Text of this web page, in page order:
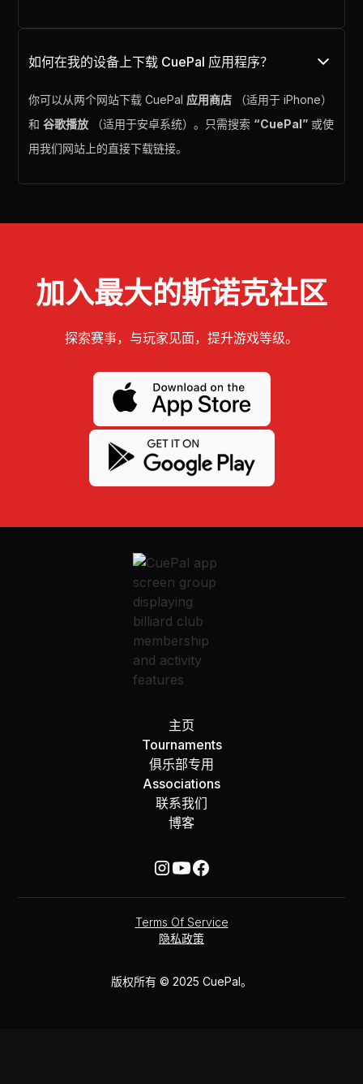
如何在我的设备上下载 CuePal 应用程序？
你可以从两个网站下载 CuePal 应用商店 （适用于 iPhone）
和谷歌播放 （适用于安卓系统）。只需搜索 “CuePal” 或使
用我们网站上的直接下载链接。
加入最大的斯诺克社区
探索赛事，与玩家见面，提升游戏等级。
主页
Tournaments
俱乐部专用
Associations
联系我们
博客
版权所有 © 2025 CuePal。
隐私政策
Terms Of Service